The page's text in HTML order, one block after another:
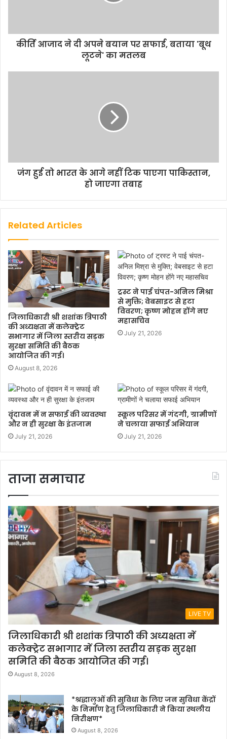
कीर्ति आजाद ने दी अपने बयान पर सफाई, बताया 'बूथ
लूटने' का मतलब
जंग हुई तो भारत के आगे नहीं टिक पाएगा पाकिस्तान,
हो जाएगा तबाह
Related Articles
जिलाधिकारी श्री शशांक त्रिपाठी
की अध्यक्षता में कलेक्ट्रेट
सभागार में जिला स्तरीय सड़क
सुरक्षा समिति की बैठक
आयोजित की गई।
August 8, 2026
ट्रस्ट ने पाई चंपत-अनिल मिश्रा
से मुक्ति; वेबसाइट से हटा
विवरण; कृष्ण मोहन होंगे नए
महासचिव
July 21, 2026
वृंदावन में न सफाई की व्यवस्था
और न ही सुरक्षा के इंतजाम
July 21, 2026
स्कूल परिसर में गंदगी, ग्रामीणों
ने चलाया सफाई अभियान
July 21, 2026
ताजा समाचार
LIVE TV
जिलाधिकारी श्री शशांक त्रिपाठी की अध्यक्षता में
कलेक्ट्रेट सभागार में जिला स्तरीय सड़क सुरक्षा
समिति की बैठक आयोजित की गई।
August 8, 2026
*श्रद्धालुओं की सुविधा के लिए जन सुविधा केंद्रों
के निर्माण हेतु जिलाधिकारी ने किया स्थलीय
निरीक्षण*
August 8, 2026